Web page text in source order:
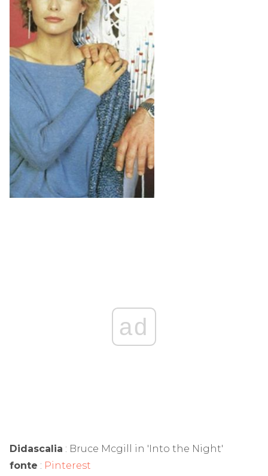
ad
Didascalia : Bruce Mcgill in 'Into the Night'
fonte : Pinterest